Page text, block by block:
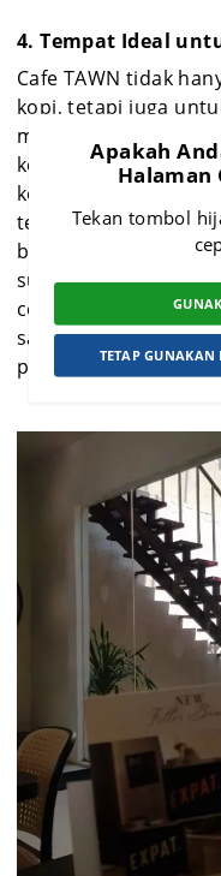
Apakah
Halaman
Tekan tombol
TETAP GUNAKAN
4. Tempat Ideal
Cafe TAWN tidak
kopi, tetapi juga
menikmati suasana
keluarga. Tempat ini
kegiatan, mulai dari
teman, bekerja,
bersama orang
suasana yang
cocok untuk
santai, perayaan
penat.